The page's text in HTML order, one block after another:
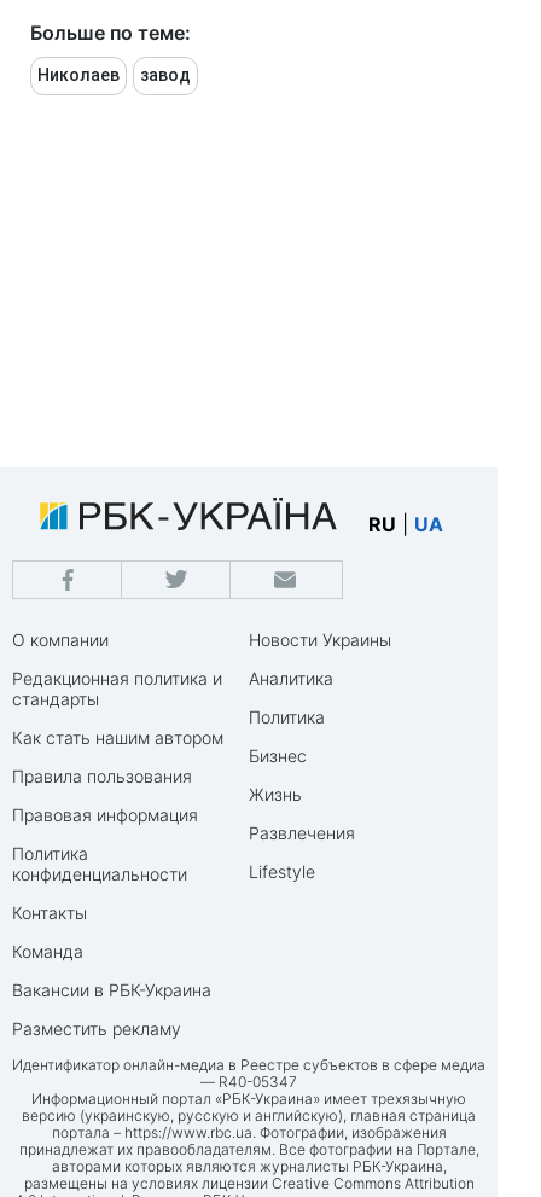
Больше по теме:
Николаев завод
RU UA
О компании
Редакционная политика и
стандарты
Как стать нашим автором
Правила пользования
Правовая информация
Политика
конфиденциальности
Контакты
Команда
Вакансии в РБК-Украина
Разместить рекламу
Новости Украины
Аналитика
Политика
Бизнес
Жизнь
Развлечения
Lifestyle
Идентификатор онлайн-медиа в Реестре субъектов в сфере медиа
— R40-05347
Информационный портал «РБК-Украина» имеет трехязычную
версию (украинскую, русскую и английскую), главная страница
портала – https://www.rbc.ua. Фотографии, изображения
принадлежат их правообладателям. Все фотографии на Портале,
авторами которых являются журналисты РБК-Украина,
размещены на условиях лицензии Creative Commons Attribution